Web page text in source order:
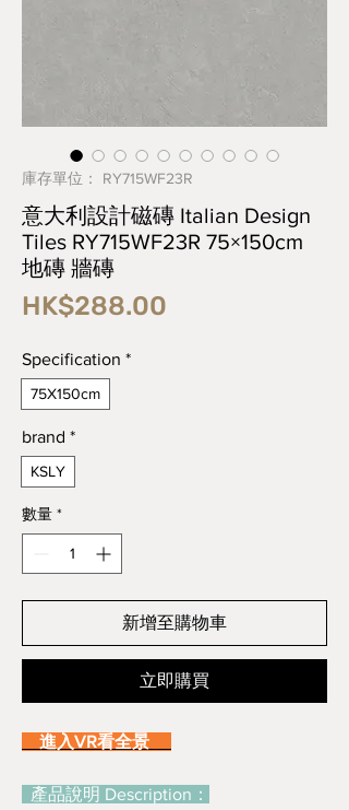
庫存單位： RY715WF23R
意大利設計磁磚 Italian Design
Tiles RY715WF23R 75×150cm
地磚 牆磚
HK$288.00
Specification *
75X150cm
brand *
KSLY
數量 *
新增至購物車
立即購買
進入VR看全景
產品說明 Description：